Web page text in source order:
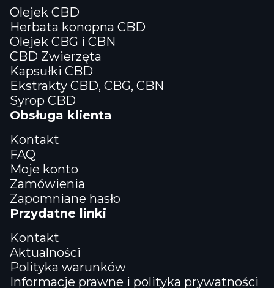
Olejek CBD
Herbata konopna CBD
Olejek CBG i CBN
CBD Zwierzęta
Kapsułki CBD
Ekstrakty CBD, CBG, CBN
Syrop CBD
Obsługa klienta
Kontakt
FAQ
Moje konto
Zamówienia
Zapomniane hasło
Przydatne linki
Kontakt
Aktualności
Polityka warunków
Informacje prawne i polityka prywatności